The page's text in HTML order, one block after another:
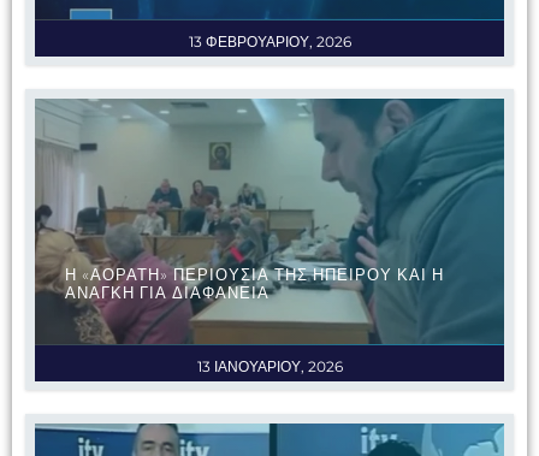
13 ΦΕΒΡΟΥΑΡΙΟΥ, 2026
13 ΙΑΝΟΥΑΡΙΟΥ, 2026
Η «ΑΟΡΑΤΗ» ΠΕΡΙΟΥΣΙΑ ΤΗΣ ΗΠΕΙΡΟΥ ΚΑΙ Η
ΑΝΑΓΚΗ ΓΙΑ ΔΙΑΦΑΝΕΙΑ